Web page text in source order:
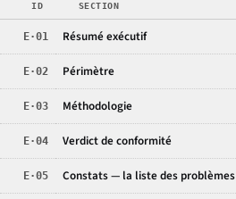
ID SECTION
E·01 Résumé exécutif
E·02 Périmètre
E·03 Méthodologie
E·04 Verdict de conformité
E·05 Constats — la liste des problèmes